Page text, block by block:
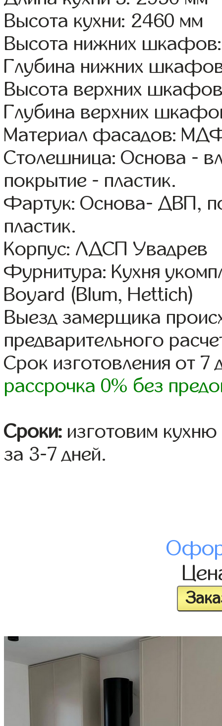
Высота кухни: 2460 мм
Высота нижних
Глубина нижних
Высота верхних
Глубина верхних
Материал фасадов:
Столешница: Основа -
покрытие - пластик.
Фартук: Основа- ДВП,
пластик.
Корпус: ЛДСП Увадрев
Фурнитура: Кухня
Boyard (Blum, Hettich)
Выезд замерщика
предварительного
Срок изготовления от 7
рассрочка 0% без
Сроки: изготовим
за 3-7 дней.